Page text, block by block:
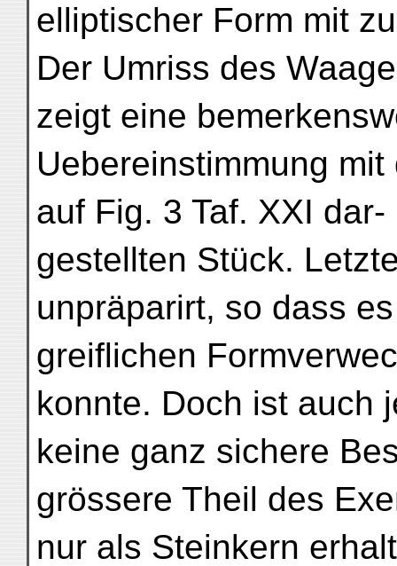
elliptischer Form mit
Der Umriss des
zeigt eine
Uebereinstimmung
auf Fig. 3 Taf. XXI dar-
gestellten Stück.
unpräparirt, so dass
greiflichen
konnte. Doch ist auch
keine ganz sichere
grössere Theil des
nur als Steinkern